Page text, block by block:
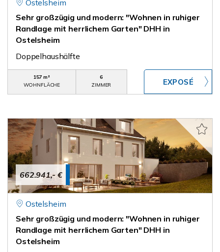
Ostelsheim
Sehr großzügig und modern: "Wohnen in ruhiger
Randlage mit herrlichem Garten" DHH in
Ostelsheim
Doppelhaushälfte
157 m²
WOHNFLÄCHE
6
ZIMMER
662.941,- €
Ostelsheim
Sehr großzügig und modern: "Wohnen in ruhiger
Randlage mit herrlichem Garten" DHH in
Ostelsheim